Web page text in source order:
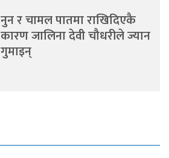
नुन र चामल पातमा राखिदिएकै
कारण जालिना देवी चौधरीले ज्यान
गुमाइन्